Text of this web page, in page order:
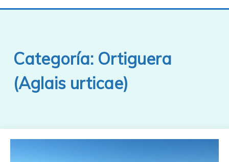
Categoría: Ortiguera
(Aglais urticae)